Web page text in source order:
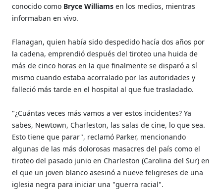
conocido como Bryce Williamsen los medios, mientras
informaban en vivo.
Flanagan, quien había sido despedido hacía dos años por
la cadena, emprendió después del tiroteo una huida de
más de cinco horas en la que finalmente se disparó a sí
mismo cuando estaba acorralado por las autoridades y
falleció más tarde en el hospital al que fue trasladado.
"¿Cuántas veces más vamos a ver estos incidentes? Ya
sabes, Newtown, Charleston, las salas de cine, lo que sea.
Esto tiene que parar", reclamó Parker, mencionando
algunas de las más dolorosas masacres del país como el
tiroteo del pasado junio en Charleston (Carolina del Sur) en
el que un joven blanco asesinó a nueve feligreses de una
iglesia negra para iniciar una "guerra racial".